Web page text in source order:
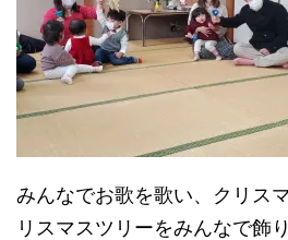
みんなでお歌を歌い、クリス
リスマスツリーをみんなで飾